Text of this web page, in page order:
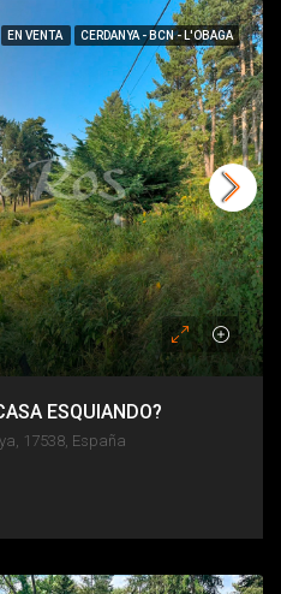
EN VENTA CERDANYA - BCN - L'OBAGA
ESQUIANDO?
17538, España